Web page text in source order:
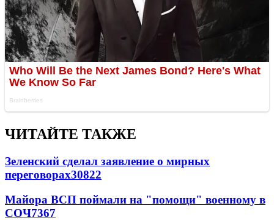
ЧИТАЙТЕ ТАКЖЕ
Зеленский сделал заявление о мирных
переговорах30822
Майора ВСП поймали на "помощи" военному в
СОЧ7367